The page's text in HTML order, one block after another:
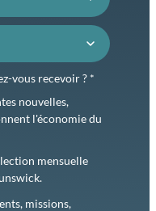
vous recevoir ? *
nouvelles,
l'économie du
mensuelle
missions,